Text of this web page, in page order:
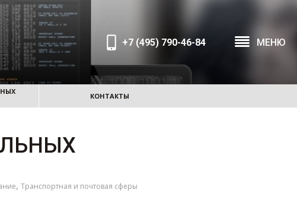
+7 (495) 790-46-84 МЕНЮ
КОНТАКТЫ
, Транспортная и почтовая сферы